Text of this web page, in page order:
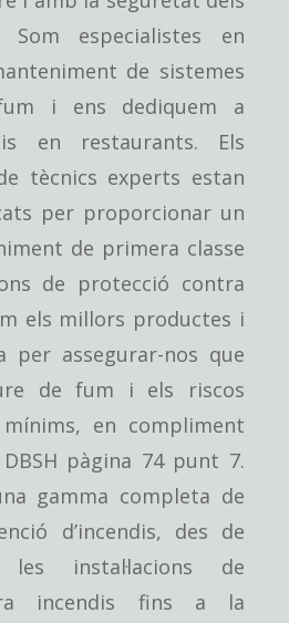
Som especialistes en
de sistemes
i ens dediquem a
en restaurants. Els
tècnics experts estan
per proporcionar un
de primera classe
de protecció contra
els millors productes i
per assegurar-nos que
de fum i els riscos
mínims, en compliment
pàgina 74 punt 7.
gamma completa de
d’incendis, des de
les instal·lacions de
incendis fins a la